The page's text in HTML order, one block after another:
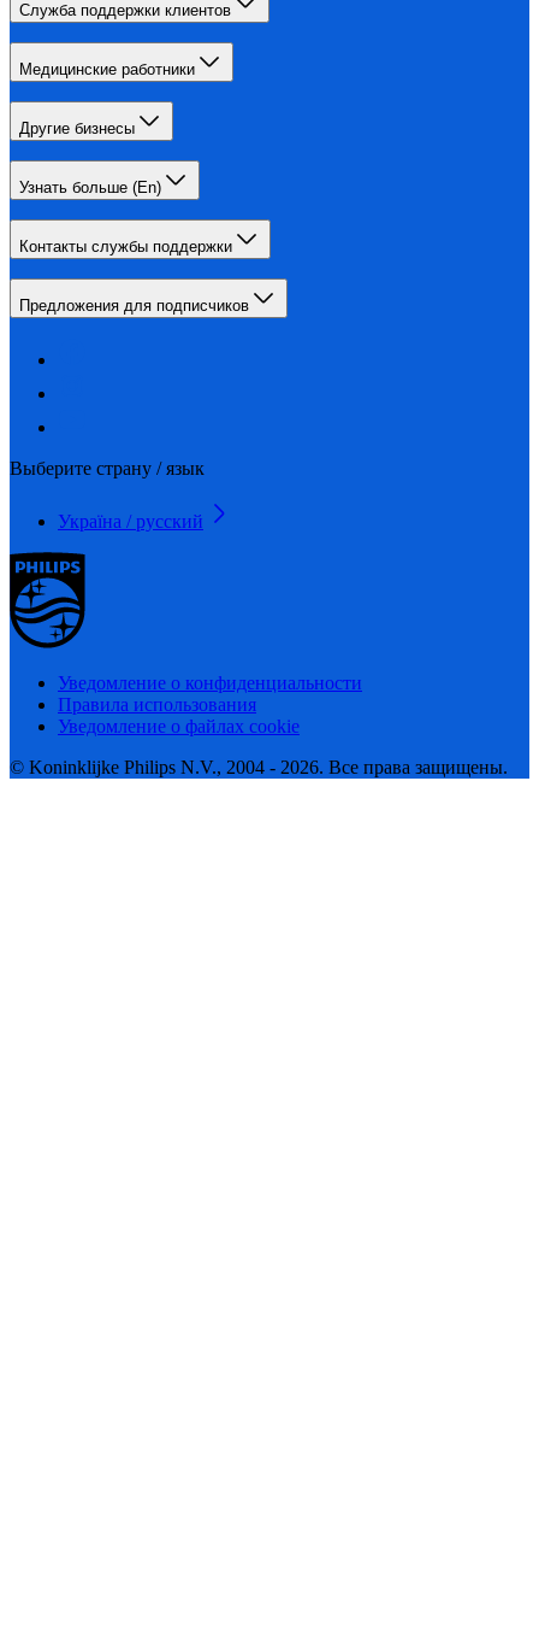
Служба поддержки клиентов
Медицинские работники
Другие бизнесы
Узнать больше (En)
Контакты службы поддержки
Предложения для подписчиков
Выберите страну / язык
Україна / русский
Уведомление о конфиденциальности
Правила использования
Уведомление о файлах cookie
© Koninklijke Philips N.V., 2004 - 2026. Все права защищены.